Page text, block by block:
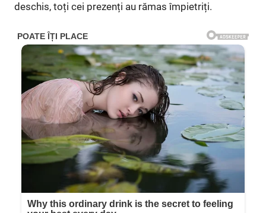
deschis, toți cei prezenți au rămas împietriți.